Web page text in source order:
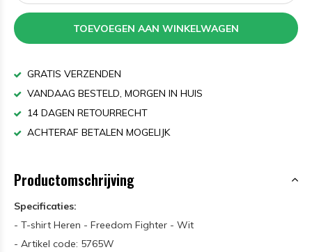
TOEVOEGEN AAN WINKELWAGEN
GRATIS VERZENDEN
VANDAAG BESTELD, MORGEN IN HUIS
14 DAGEN RETOURRECHT
ACHTERAF BETALEN MOGELIJK
Productomschrijving
Specificaties:
- T-shirt Heren - Freedom Fighter - Wit
- Artikel code: 5765W